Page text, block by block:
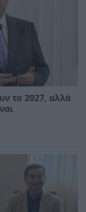
το 2027, αλλά